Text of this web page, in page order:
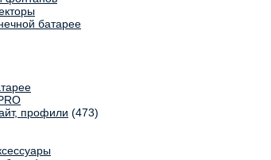
батарее
профили (473)